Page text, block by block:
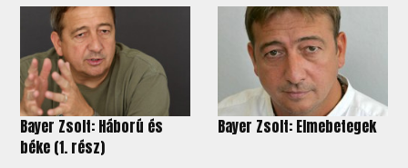
Bayer Zsolt: Háború és
béke (1. rész)
Bayer Zsolt: Elmebetegek